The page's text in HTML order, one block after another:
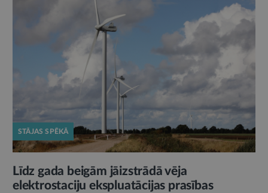
STĀJAS SPĒKĀ
Līdz gada beigām jāizstrādā vēja
elektrostaciju ekspluatācijas prasības